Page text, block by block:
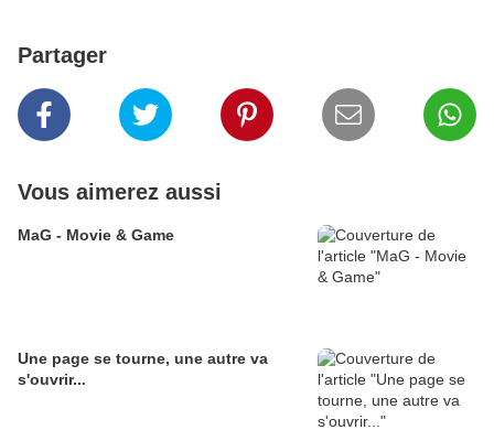
Partager
Vous aimerez aussi
MaG - Movie & Game
Une page se tourne, une autre va
s'ouvrir...